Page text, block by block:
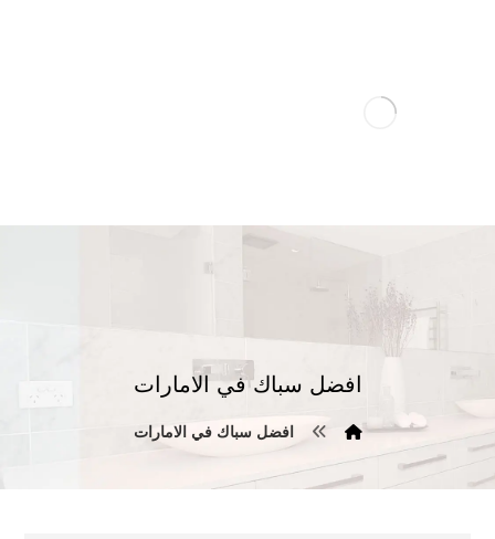
افضل سباك في الامارات
افضل سباك في الامارات